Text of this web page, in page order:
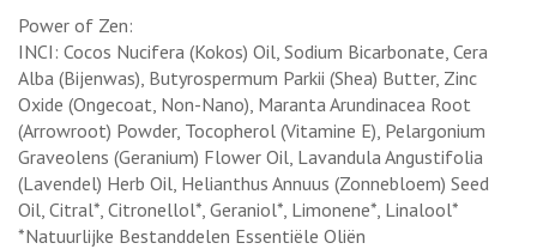
Power of Zen:
INCI: Cocos Nucifera (Kokos) Oil, Sodium Bicarbonate, Cera
Alba (Bijenwas), Butyrospermum Parkii (Shea) Butter, Zinc
Oxide (Ongecoat, Non-Nano), Maranta Arundinacea Root
(Arrowroot) Powder, Tocopherol (Vitamine E), Pelargonium
Graveolens (Geranium) Flower Oil, Lavandula Angustifolia
(Lavendel) Herb Oil, Helianthus Annuus (Zonnebloem) Seed
Oil, Citral*, Citronellol*, Geraniol*, Limonene*, Linalool*
*Natuurlijke Bestanddelen Essentiële Oliën